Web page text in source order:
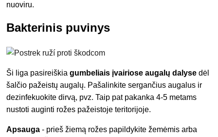
nuoviru.
Bakterinis puvinys
Ši liga pasireiškiagumbeliais įvairiose augalų dalysedėl
šalčio pažeistų augalų. Pašalinkite sergančius augalus ir
dezinfekuokite dirvą, pvz. Taip pat pakanka 4-5 metams
nustoti auginti rožes pažeistoje teritorijoje.
Apsauga- prieš žiemą rožes papildykite žemėmis arba